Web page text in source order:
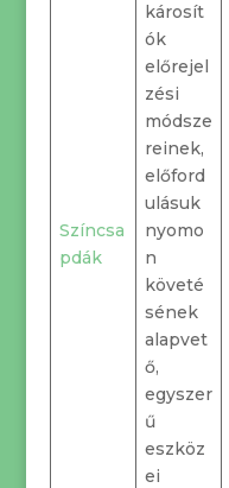
Színcsa
pdák
károsít
ók
előrejel
zési
módsze
reinek,
előford
ulásuk
nyomo
n
követé
sének
alapvet
ő,
egyszer
ű
eszköz
ei